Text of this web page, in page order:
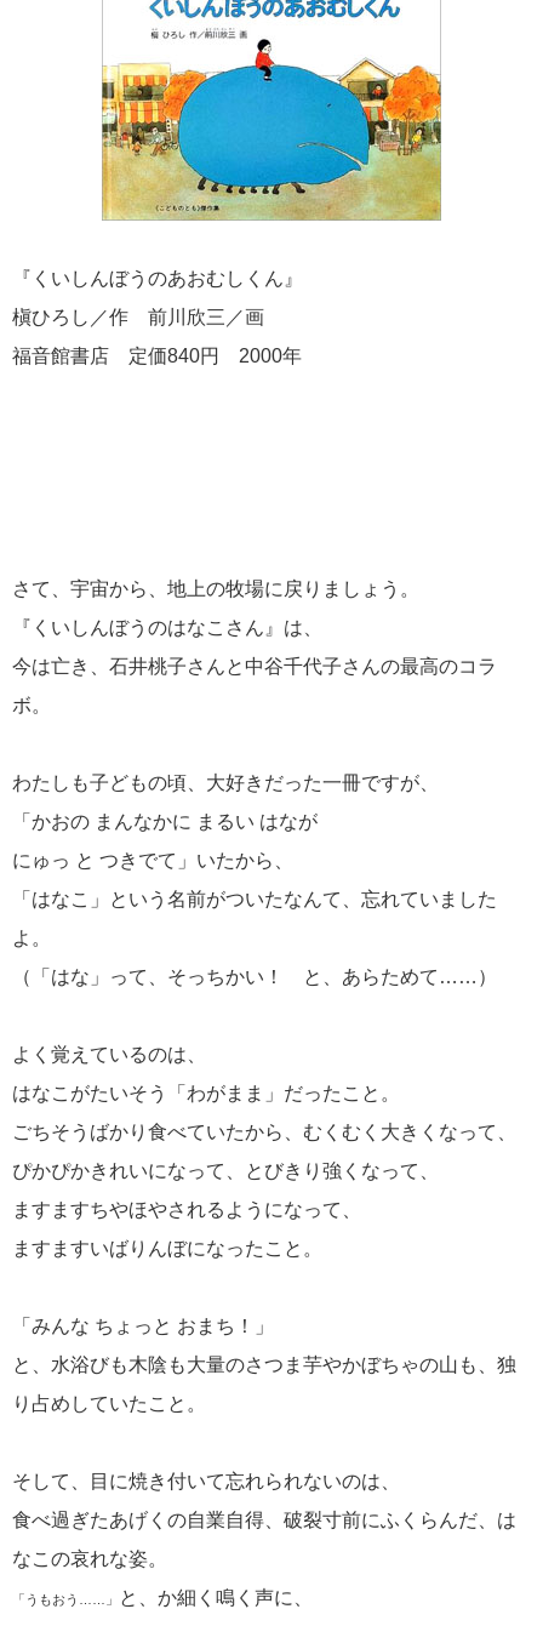
『くいしんぼうのあおむしくん』
槇ひろし／作 前川欣三／画
福音館書店 定価840円 2000年
さて、宇宙から、地上の牧場に戻りましょう。
『くいしんぼうのはなこさん』は、
今は亡き、石井桃子さんと中谷千代子さんの最高のコラ
ボ。
わたしも子どもの頃、大好きだった一冊ですが、
「かおの まんなかに まるい はなが
にゅっ と つきでて」いたから、
「はなこ」という名前がついたなんて、忘れていました
よ。
（「はな」って、そっちかい！ と、あらためて……）
よく覚えているのは、
はなこがたいそう「わがまま」だったこと。
ごちそうばかり食べていたから、むくむく大きくなって、
ぴかぴかきれいになって、とびきり強くなって、
ますますちやほやされるようになって、
ますますいばりんぼになったこと。
「みんな ちょっと おまち！」
と、水浴びも木陰も大量のさつま芋やかぼちゃの山も、独
り占めしていたこと。
そして、目に焼き付いて忘れられないのは、
食べ過ぎたあげくの自業自得、破裂寸前にふくらんだ、は
なこの哀れな姿。
「うもおう……」
と、か細く鳴く声に、